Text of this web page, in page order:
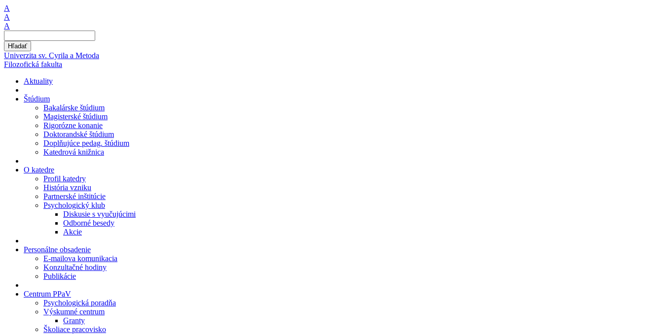
A
A
A
Hľadať
Univerzita sv. Cyrila a Metoda
Filozofická fakulta
Aktuality
Štúdium
Bakalárske štúdium
Magisterské štúdium
Rigorózne konanie
Doktorandské štúdium
Doplňujúce pedag. štúdium
Katedrová knižnica
O katedre
Profil katedry
História vzniku
Partnerské inštitúcie
Psychologický klub
Diskusie s vyučujúcimi
Odborné besedy
Akcie
Personálne obsadenie
E-mailova komunikacia
Konzultačné hodiny
Publikácie
Centrum PPaV
Psychologická poradňa
Výskumné centrum
Granty
Školiace pracovisko